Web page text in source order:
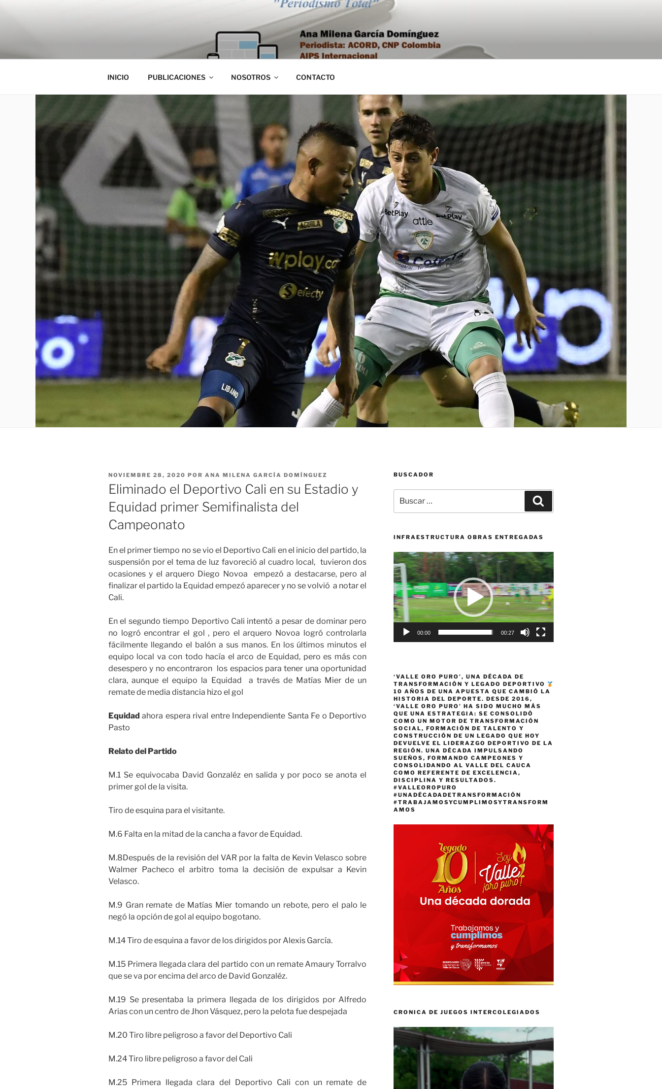
INICIO PUBLICACIONES NOSOTROS CONTACTO
PUBLICADO
EL
NOVIEMBRE 28, 2020 POR ANA MILENA GARCÍA DOMÍNGUEZ
Eliminado el Deportivo Cali en su Estadio y
Equidad primer Semifinalista del
Campeonato
En el primer tiempo no se vio el Deportivo Cali en el inicio del partido, la
suspensión por el tema de luz favoreció al cuadro local, tuvieron dos
ocasiones y el arquero Diego Novoa empezó a destacarse, pero al
finalizar el partido la Equidad empezó aparecer y no se volvió a notar el
Cali.
En el segundo tiempo Deportivo Cali intentó a pesar de dominar pero
no logró encontrar el gol , pero el arquero Novoa logró controlarla
fácilmente llegando el balón a sus manos. En los últimos minutos el
equipo local va con todo hacía el arco de Equidad, pero es más con
desespero y no encontraron los espacios para tener una oportunidad
clara, aunque el equipo la Equidad a través de Matías Mier de un
remate de media distancia hizo el gol
Equidadahora espera rival entre Independiente Santa Fe o Deportivo
Pasto
Relato del Partido
M.1 Se equivocaba David Gonzaléz en salida y por poco se anota el
primer gol de la visita.
Tiro de esquina para el visitante.
M.6 Falta en la mitad de la cancha a favor de Equidad.
M.8Después de la revisión del VAR por la falta de Kevin Velasco sobre
Walmer Pacheco el arbitro toma la decisión de expulsar a Kevin
Velasco.
M.9 Gran remate de Matías Mier tomando un rebote, pero el palo le
negó la opción de gol al equipo bogotano.
M.14 Tiro de esquina a favor de los dirigidos por Alexis García.
M.15 Primera llegada clara del partido con un remate Amaury Torralvo
que se va por encima del arco de David Gonzaléz.
M.19 Se presentaba la primera llegada de los dirigidos por Alfredo
Arias con un centro de Jhon Vásquez, pero la pelota fue despejada
M.20 Tiro libre peligroso a favor del Deportivo Cali
M.24 Tiro libre peligroso a favor del Cali
M.25 Primera llegada clara del Deportivo Cali con un remate de
BUSCADOR
por:
INFRAESTRUCTURA OBRAS ENTREGADAS
Reproductor
de
vídeo
00:00 00:27
‘VALLE ORO PURO’, UNA DÉCADA DE
TRANSFORMACIÓN Y LEGADO DEPORTIVO
10 AÑOS DE UNA APUESTA QUE CAMBIÓ LA
HISTORIA DEL DEPORTE. DESDE 2016,
‘VALLE ORO PURO’ HA SIDO MUCHO MÁS
QUE UNA ESTRATEGIA: SE CONSOLIDÓ
COMO UN MOTOR DE TRANSFORMACIÓN
SOCIAL, FORMACIÓN DE TALENTO Y
CONSTRUCCIÓN DE UN LEGADO QUE HOY
DEVUELVE EL LIDERAZGO DEPORTIVO DE LA
REGIÓN. UNA DÉCADA IMPULSANDO
SUEÑOS, FORMANDO CAMPEONES Y
CONSOLIDANDO AL VALLE DEL CAUCA
COMO REFERENTE DE EXCELENCIA,
DISCIPLINA Y RESULTADOS.
#VALLEOROPURO
#UNADÉCADADETRANSFORMACIÓN
#TRABAJAMOSYCUMPLIMOSYTRANSFORM
AMOS
CRONICA DE JUEGOS INTERCOLEGIADOS
Reproductor
vídeo